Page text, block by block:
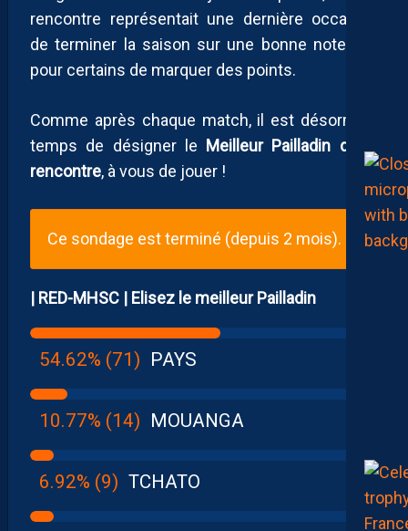
rencontre représentait une dernière occasion
de terminer la saison sur une bonne note… et
pour certains de marquer des points.
Comme après chaque match, il est désormais
temps de désigner le
Meilleur Pailladin de la
rencontre, à vous de jouer !
Ce sondage est terminé (depuis 2 mois).
| RED-MHSC | Elisez le meilleur Pailladin
54.62% (71) PAYS
10.77% (14) MOUANGA
6.92% (9) TCHATO